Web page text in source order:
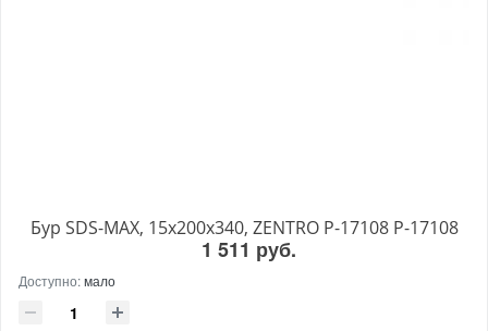
Бур SDS-MAX, 15х200x340, ZENTRO P-17108 P-17108
1 511 руб.
Доступно:мало